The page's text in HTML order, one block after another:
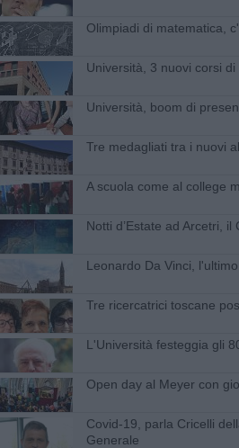
Olimpiadi di matematica,
Università, 3 nuovi corsi
Università, boom di
Tre medagliati tra i nuovi
A scuola come al college
Notti d’Estate ad Arcetri, il
Leonardo Da Vinci,
Tre ricercatrici toscane
L'Università festeggia gli
Open day al Meyer con
Covid-19, parla Cricelli
Generale